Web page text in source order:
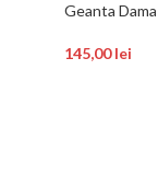
Geanta
145,00lei